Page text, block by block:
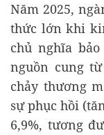
Năm 2025,
thức lớn khi
chủ nghĩa
nguồn cung
chảy thương
sự phục hồi
6,9%, tương